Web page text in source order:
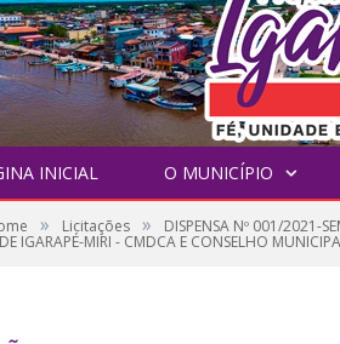
INICIAL O MUNICÍPIO
» Licitações » DISPENSA Nº 001/2021-
IGARAPÉ-MIRI - CMDCA E CONSELHO